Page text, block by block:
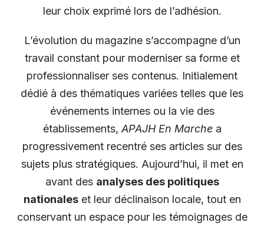
leur choix exprimé lors de l’adhésion.
L’évolution du magazine s’accompagne d’un
travail constant pour moderniser sa forme et
professionnaliser ses contenus. Initialement
dédié à des thématiques variées telles que les
événements internes ou la vie des
établissements, APAJH En Marchea
progressivement recentré ses articles sur des
sujets plus stratégiques. Aujourd’hui, il met en
avant des analyses des politiques
nationaleset leur déclinaison locale, tout en
conservant un espace pour les témoignages de